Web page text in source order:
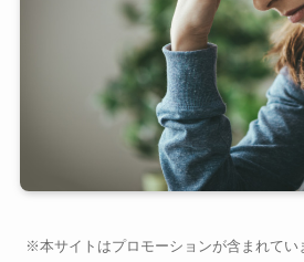
※本サイトはプロモーションが含まれてい